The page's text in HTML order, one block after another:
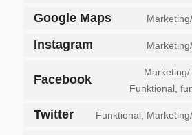
Google Maps
Instagram
Facebook
Marketing/
Funktional,
Twitter Funktional,